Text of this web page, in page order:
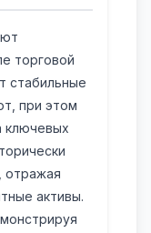
торговой
стабильные
при этом
ключевых
отражая
активы.